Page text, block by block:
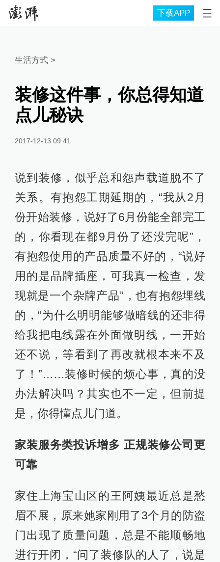
下载APP
生活方式>
装修这件事，你总得知道
点儿秘诀
2017-12-13 09:41
说到装修，似乎总和怨声载道脱不了
关系。有抱怨工期延期的，“我从2月
份开始装修，说好了6月份能全部完工
的，你看现在都9月份了还没完呢”，
有抱怨使用的产品质量不好的，“说好
用的是品牌插座，可我真一检查，发
现就是一个杂牌产品”，也有抱怨埋线
的，“为什么明明能够做暗线的还非得
给我把电线露在外面做明线，一开始
还不说，等看到了再改就根本来不及
了！”……装修时候的烦心事，真的没
办法解决吗？其实也不一定，但前提
是，你得懂点儿门道。
家装服务类投诉增多 正规装修公司更
可靠
家住上海宝山区的王阿姨最近总是愁
眉不展，原来她家刚用了3个月的防盗
门出现了质量问题，总是不能顺畅地
进行开闭，“问了装修队的人了，说是